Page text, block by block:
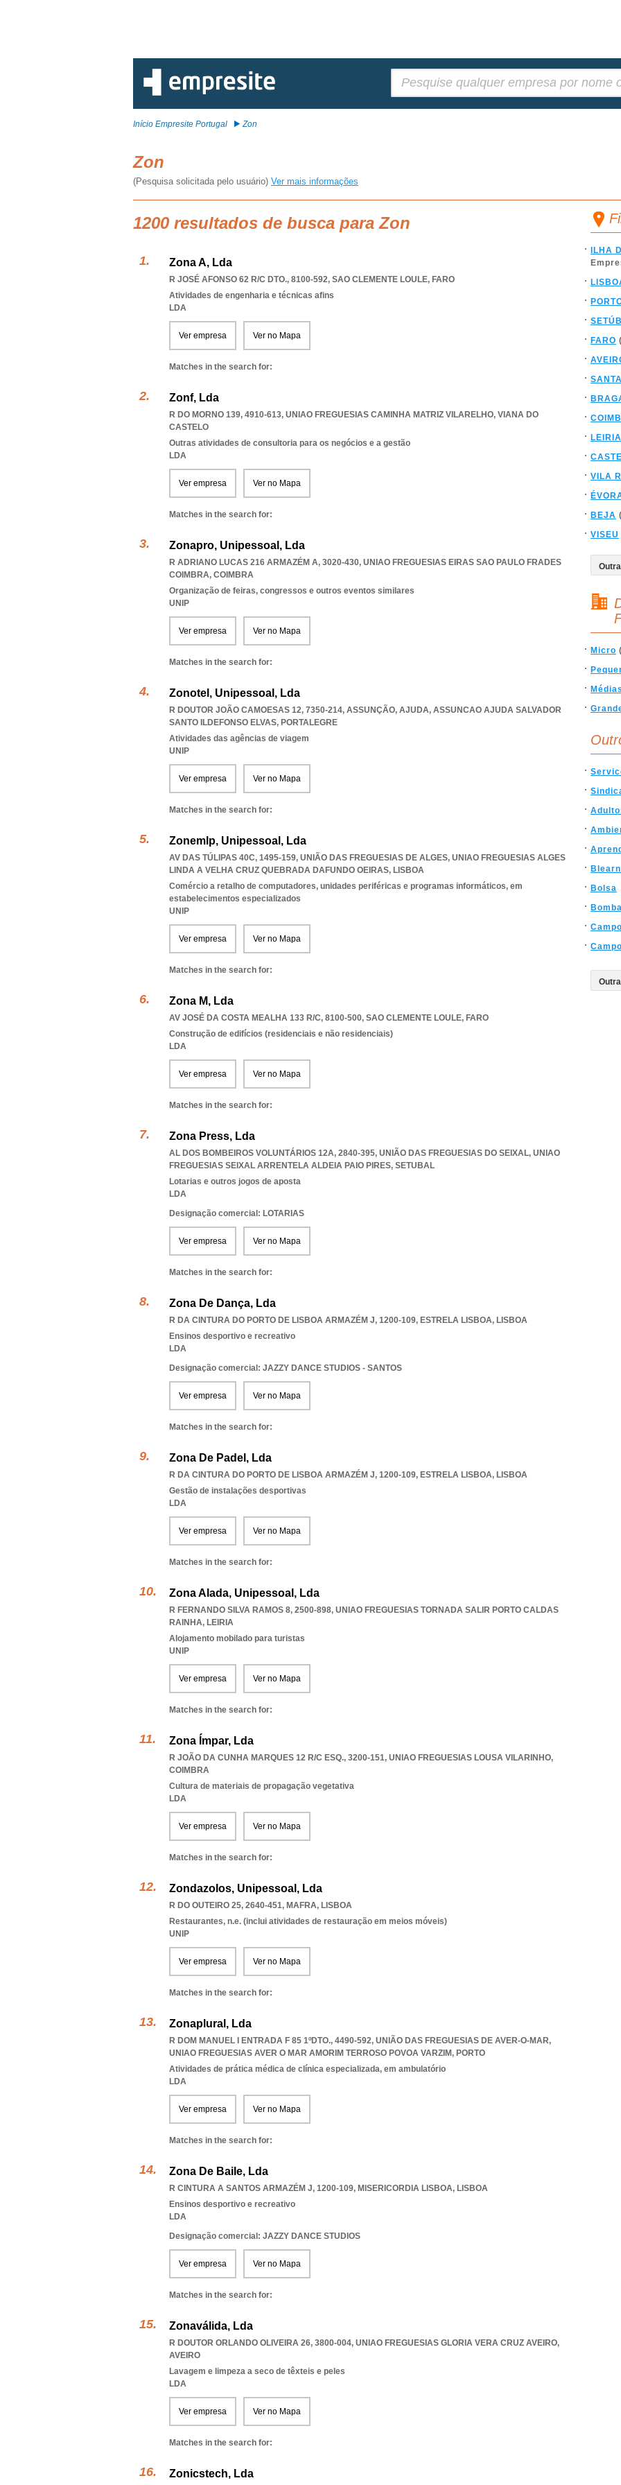
Início Empresite Portugal Zon
Zon
(Pesquisa solicitada pelo usuário) Ver mais informações
1200 resultados de busca para Zon
Zona A, Lda
R JOSÉ AFONSO 62 R/C DTO., 8100-592, SAO CLEMENTE LOULE, FARO
Atividades de engenharia e técnicas afins
LDA
Ver empresa Ver no Mapa
Matches in the search for:
Zonf, Lda
R DO MORNO 139, 4910-613, UNIAO FREGUESIAS CAMINHA MATRIZ VILARELHO, VIANA DO
CASTELO
Outras atividades de consultoria para os negócios e a gestão
LDA
Ver empresa Ver no Mapa
Matches in the search for:
Zonapro, Unipessoal, Lda
R ADRIANO LUCAS 216 ARMAZÉM A, 3020-430, UNIAO FREGUESIAS EIRAS SAO PAULO FRADES
COIMBRA, COIMBRA
Organização de feiras, congressos e outros eventos similares
UNIP
Ver empresa Ver no Mapa
Matches in the search for:
Zonotel, Unipessoal, Lda
R DOUTOR JOÃO CAMOESAS 12, 7350-214, ASSUNÇÃO, AJUDA, ASSUNCAO AJUDA SALVADOR
SANTO ILDEFONSO ELVAS, PORTALEGRE
Atividades das agências de viagem
UNIP
Ver empresa Ver no Mapa
Matches in the search for:
Zonemlp, Unipessoal, Lda
AV DAS TÚLIPAS 40C, 1495-159, UNIÃO DAS FREGUESIAS DE ALGES, UNIAO FREGUESIAS ALGES
LINDA A VELHA CRUZ QUEBRADA DAFUNDO OEIRAS, LISBOA
Comércio a retalho de computadores, unidades periféricas e programas informáticos, em
estabelecimentos especializados
UNIP
Ver empresa Ver no Mapa
Matches in the search for:
Zona M, Lda
AV JOSÉ DA COSTA MEALHA 133 R/C, 8100-500, SAO CLEMENTE LOULE, FARO
Construção de edifícios (residenciais e não residenciais)
LDA
Ver empresa Ver no Mapa
Matches in the search for:
Zona Press, Lda
AL DOS BOMBEIROS VOLUNTÁRIOS 12A, 2840-395, UNIÃO DAS FREGUESIAS DO SEIXAL, UNIAO
FREGUESIAS SEIXAL ARRENTELA ALDEIA PAIO PIRES, SETUBAL
Lotarias e outros jogos de aposta
LDA
Designação comercial: LOTARIAS
Ver empresa Ver no Mapa
Matches in the search for:
Zona De Dança, Lda
R DA CINTURA DO PORTO DE LISBOA ARMAZÉM J, 1200-109, ESTRELA LISBOA, LISBOA
Ensinos desportivo e recreativo
LDA
Designação comercial: JAZZY DANCE STUDIOS - SANTOS
Ver empresa Ver no Mapa
Matches in the search for:
Zona De Padel, Lda
R DA CINTURA DO PORTO DE LISBOA ARMAZÉM J, 1200-109, ESTRELA LISBOA, LISBOA
Gestão de instalações desportivas
LDA
Ver empresa Ver no Mapa
Matches in the search for:
Zona Alada, Unipessoal, Lda
R FERNANDO SILVA RAMOS 8, 2500-898, UNIAO FREGUESIAS TORNADA SALIR PORTO CALDAS
RAINHA, LEIRIA
Alojamento mobilado para turistas
UNIP
Ver empresa Ver no Mapa
Matches in the search for:
Zona Ímpar, Lda
R JOÃO DA CUNHA MARQUES 12 R/C ESQ., 3200-151, UNIAO FREGUESIAS LOUSA VILARINHO,
COIMBRA
Cultura de materiais de propagação vegetativa
LDA
Ver empresa Ver no Mapa
Matches in the search for:
Zondazolos, Unipessoal, Lda
R DO OUTEIRO 25, 2640-451, MAFRA, LISBOA
Restaurantes, n.e. (inclui atividades de restauração em meios móveis)
UNIP
Ver empresa Ver no Mapa
Matches in the search for:
Zonaplural, Lda
R DOM MANUEL I ENTRADA F 85 1ºDTO., 4490-592, UNIÃO DAS FREGUESIAS DE AVER-O-MAR,
UNIAO FREGUESIAS AVER O MAR AMORIM TERROSO POVOA VARZIM, PORTO
Atividades de prática médica de clínica especializada, em ambulatório
LDA
Ver empresa Ver no Mapa
Matches in the search for:
Zona De Baile, Lda
R CINTURA A SANTOS ARMAZÉM J, 1200-109, MISERICORDIA LISBOA, LISBOA
Ensinos desportivo e recreativo
LDA
Designação comercial: JAZZY DANCE STUDIOS
Ver empresa Ver no Mapa
Matches in the search for:
Zonaválida, Lda
R DOUTOR ORLANDO OLIVEIRA 26, 3800-004, UNIAO FREGUESIAS GLORIA VERA CRUZ AVEIRO,
AVEIRO
Lavagem e limpeza a seco de têxteis e peles
LDA
Ver empresa Ver no Mapa
Matches in the search for:
Zonicstech, Lda
ILHA
FARO
LEIRIA
VILA
BEJA
VISEU
Micro
Médias
Bolsa